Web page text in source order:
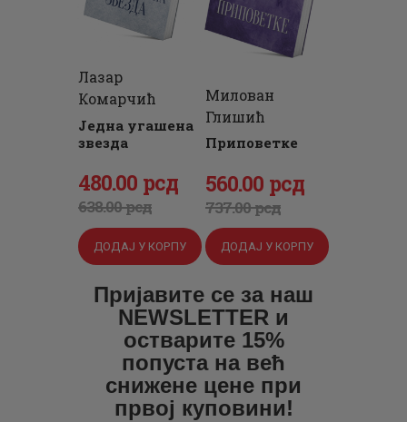
Лазар
Комарчић
Једна угашена
звезда
638.00рсд
Оригинална
цена
је
била:
638.
480.00 рсд
Тренутна
цена
је:
480.
ДОДАЈ У КОРПУ
Милован
Глишић
Приповетке
737.00рсд
Оригинална
цена
је
била:
737 .
0
0
рсд.
560.00 рсд
Тренутна
цена
је:
560.
0
0
рсд.
ДОДАЈ У КОРПУ
Пријавите се за наш
NEWSLETTER и
остварите 15%
попуста на већ
снижене цене при
првој куповини!